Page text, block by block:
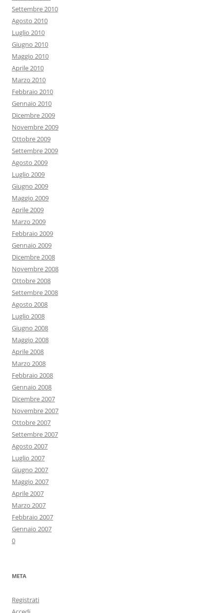
Settembre 2010
Agosto 2010
Luglio 2010
Giugno 2010
Maggio 2010
Aprile 2010
Marzo 2010
Febbraio 2010
Gennaio 2010
Dicembre 2009
Novembre 2009
Ottobre 2009
Settembre 2009
Agosto 2009
Luglio 2009
Giugno 2009
Maggio 2009
Aprile 2009
Marzo 2009
Febbraio 2009
Gennaio 2009
Dicembre 2008
Novembre 2008
Ottobre 2008
Settembre 2008
Agosto 2008
Luglio 2008
Giugno 2008
Maggio 2008
Aprile 2008
Marzo 2008
Febbraio 2008
Gennaio 2008
Dicembre 2007
Novembre 2007
Ottobre 2007
Settembre 2007
Agosto 2007
Luglio 2007
Giugno 2007
Maggio 2007
Aprile 2007
Marzo 2007
Febbraio 2007
Gennaio 2007
0
META
Registrati